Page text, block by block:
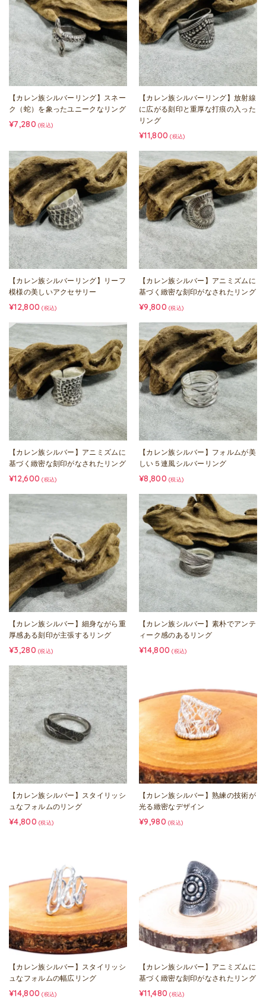
【カレン族シルバーリング】スネー
ク（蛇）を象ったユニークなリング
¥7,280 (税込)
【カレン族シルバーリング】放射線
に広がる刻印と重厚な打痕の入った
リング
¥11,800 (税込)
【カレン族シルバーリング】リーフ
模様の美しいアクセサリー
¥12,800 (税込)
【カレン族シルバー】アニミズムに
基づく緻密な刻印がなされたリング
¥9,800 (税込)
【カレン族シルバー】アニミズムに
基づく緻密な刻印がなされたリング
¥12,600 (税込)
【カレン族シルバー】フォルムが美
しい５連風シルバーリング
¥8,800 (税込)
【カレン族シルバー】細身ながら重
厚感ある刻印が主張するリング
¥3,280 (税込)
【カレン族シルバー】素朴でアンテ
ィーク感のあるリング
¥14,800 (税込)
【カレン族シルバー】スタイリッシ
ュなフォルムのリング
¥4,800 (税込)
【カレン族シルバー】熟練の技術が
光る緻密なデザイン
¥9,980 (税込)
【カレン族シルバー】スタイリッシ
ュなフォルムの幅広リング
¥14,800 (税込)
【カレン族シルバー】アニミズムに
基づく緻密な刻印がなされたリング
¥11,480 (税込)